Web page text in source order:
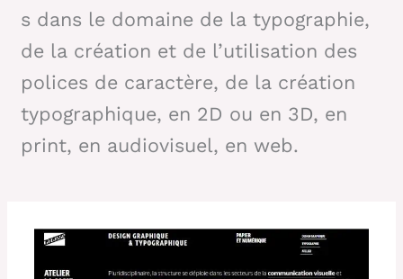
s dans le domaine de la typographie,
de la création et de l’utilisation des
polices de caractère, de la création
typographique, en 2D ou en 3D, en
print, en audiovisuel, en web.